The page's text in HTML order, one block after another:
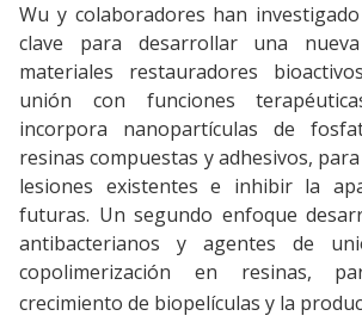
Wu y colaboradores han
clave para desarrollar una
materiales restauradores
unión con funciones
incorpora nanopartículas de
resinas compuestas y adhesivos,
lesiones existentes e inhibir la
futuras. Un segundo enfoque
antibacterianos y agentes de
copolimerización en resinas,
crecimiento de biopelículas y la